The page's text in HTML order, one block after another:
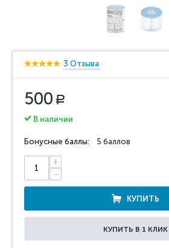
3 Отзыва
500 Р
В наличии
Бонусные баллы: 5 баллов
+
−
КУПИТЬ
КУПИТЬ В 1 КЛИК